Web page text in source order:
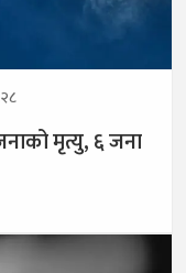
मृत्यु, ६ जना